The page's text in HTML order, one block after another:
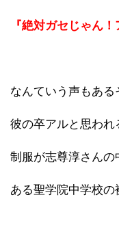
『絶対ガセじゃん
なんていう声もあ
彼の卒アルと思われ
制服が志尊淳さん
ある聖学院中学校の